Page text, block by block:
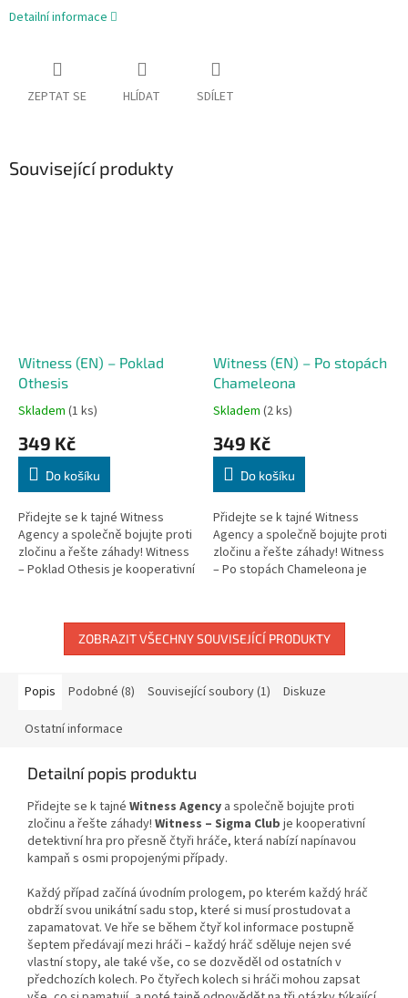
Detailní informace
ZEPTAT SE HLÍDAT SDÍLET
Související produkty
Witness (EN) – Poklad
Othesis
Skladem (1 ks)
349 Kč
Do košíku
Přidejte se k tajné Witness
Agency a společně bojujte proti
zločinu a řešte záhady! Witness
– Poklad Othesis je kooperativní
Witness (EN) – Po stopách
Chameleona
Skladem (2 ks)
349 Kč
Do košíku
Přidejte se k tajné Witness
Agency a společně bojujte proti
zločinu a řešte záhady! Witness
– Po stopách Chameleona je
ZOBRAZIT VŠECHNY SOUVISEJÍCÍ PRODUKTY
Popis Podobné (8) Související soubory (1) Diskuze
Ostatní informace
Detailní popis produktu
Přidejte se k tajné Witness Agency a společně bojujte proti
zločinu a řešte záhady! Witness – Sigma Club je kooperativní
detektivní hra pro přesně čtyři hráče, která nabízí napínavou
kampaň s osmi propojenými případy.
Každý případ začíná úvodním prologem, po kterém každý hráč
obdrží svou unikátní sadu stop, které si musí prostudovat a
zapamatovat. Ve hře se během čtyř kol informace postupně
šeptem předávají mezi hráči – každý hráč sděluje nejen své
vlastní stopy, ale také vše, co se dozvěděl od ostatních v
předchozích kolech. Po čtyřech kolech si hráči mohou zapsat